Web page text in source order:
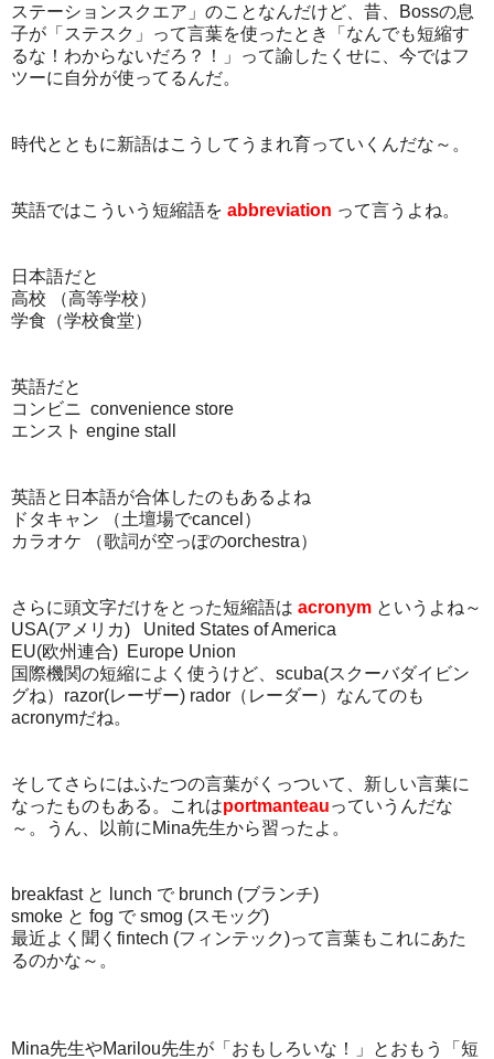
ステーションスクエア」のことなんだけど、昔、Bossの息
子が「ステスク」って言葉を使ったとき「なんでも短縮す
るな！わからないだろ？！」って諭したくせに、今ではフ
ツーに自分が使ってるんだ。
時代とともに新語はこうしてうまれ育っていくんだな～。
英語ではこういう短縮語を abbreviation って言うよね。
日本語だと
高校 （高等学校）
学食（学校食堂）
英語だと
コンビニ convenience store
エンスト engine stall
英語と日本語が合体したのもあるよね
ドタキャン （土壇場でcancel）
カラオケ （歌詞が空っぽのorchestra）
さらに頭文字だけをとった短縮語は acronym というよね～
USA(アメリカ) United States of America
EU(欧州連合) Europe Union
国際機関の短縮によく使うけど、scuba(スクーバダイビン
グね）razor(レーザー) rador（レーダー）なんてのも
acronymだね。
そしてさらにはふたつの言葉がくっついて、新しい言葉に
なったものもある。これはportmanteauっていうんだな
～。うん、以前にMina先生から習ったよ。
breakfast と lunch で brunch (ブランチ)
smoke と fog で smog (スモッグ)
最近よく聞くfintech (フィンテック)って言葉もこれにあた
るのかな～。
Mina先生やMarilou先生が「おもしろいな！」とおもう「短